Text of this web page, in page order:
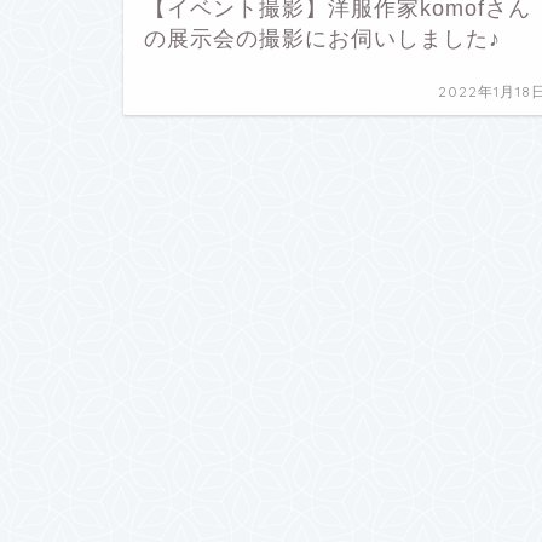
【イベント撮影】洋服作家komofさん
の展示会の撮影にお伺いしました♪
2022年1月18